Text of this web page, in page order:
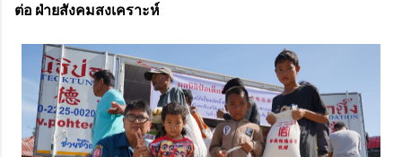
ต่อ ฝ่ายสังคมสงเคราะห์